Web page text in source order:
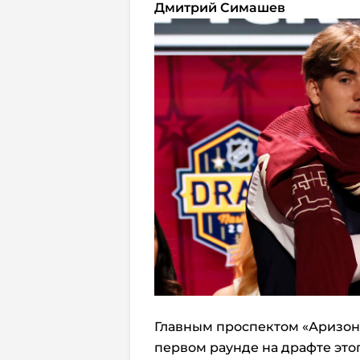
Дмитрий Симашев
Главным проспектом
первом раунде на драфте